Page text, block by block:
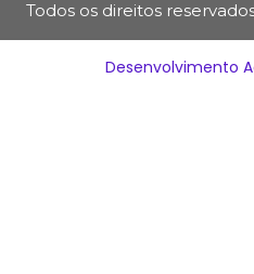
Todos os direitos
Desenvolvimento